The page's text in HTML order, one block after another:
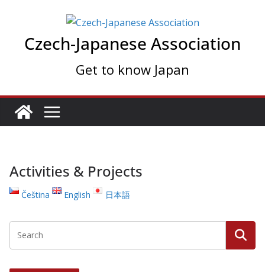
contentCzech-Japanese Association
Get to know Japan
Activities & Projects
Čeština English 日本語